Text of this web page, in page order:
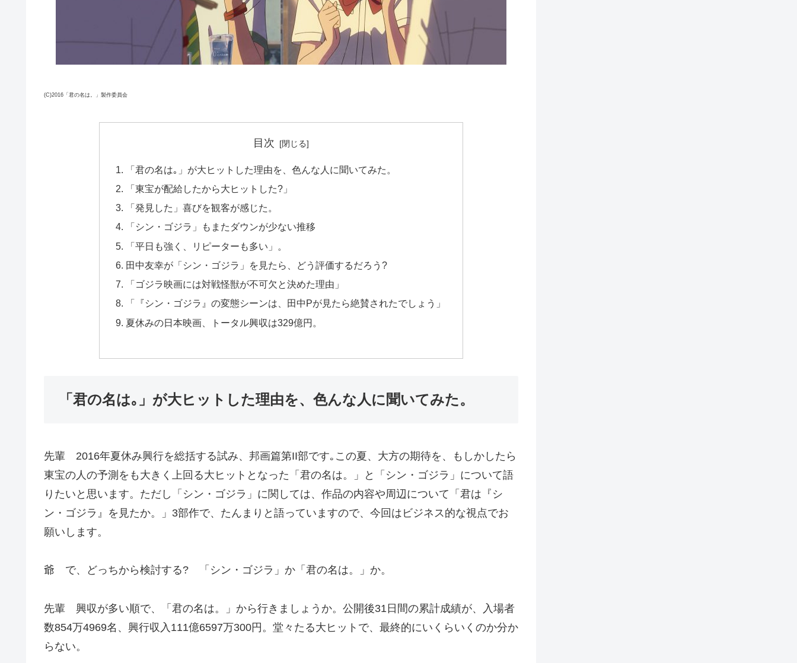
(C)2016「君の名は。」製作委員会
目次
「君の名は｡」が大ヒットした理由を、色んな人に聞いてみた。
「東宝が配給したから大ヒットした?」
「発見した」喜びを観客が感じた。
「シン・ゴジラ」もまたダウンが少ない推移
「平日も強く、リピーターも多い」。
田中友幸が「シン・ゴジラ」を見たら、どう評価するだろう?
「ゴジラ映画には対戦怪獣が不可欠と決めた理由」
「『シン・ゴジラ』の変態シーンは、田中Pが見たら絶賛されたでしょう」
夏休みの日本映画、トータル興収は329億円。
「君の名は｡」が大ヒットした理由を、色んな人に聞いてみた。
先輩 2016年夏休み興行を総括する試み、邦画篇第II部です｡この夏、大方の期待を、もしかしたら
東宝の人の予測をも大きく上回る大ヒットとなった「君の名は。」と「シン・ゴジラ」について語
りたいと思います。ただし「シン・ゴジラ」に関しては、作品の内容や周辺について「君は『シ
ン・ゴジラ』を見たか。」3部作で、たんまりと語っていますので、今回はビジネス的な視点でお
願いします。
爺 で、どっちから検討する? 「シン・ゴジラ」か「君の名は。」か。
先輩 興収が多い順で、「君の名は。」から行きましょうか。公開後31日間の累計成績が、入場者
数854万4969名、興行収入111億6597万300円。堂々たる大ヒットで、最終的にいくらいくのか分か
らない。